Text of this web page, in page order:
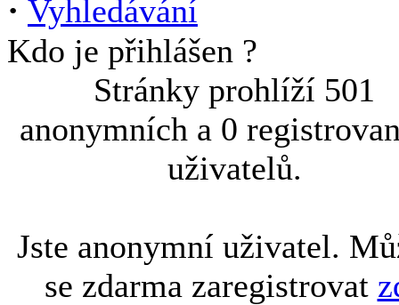
· Vyhledávání
Kdo je přihlášen ?
Stránky prohlíží 501
anonymních a 0
uživatelů.
Jste anonymní uživatel.
se zdarma zaregistrovat